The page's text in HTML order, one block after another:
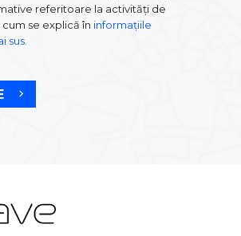
referitoare la activități de
se explică în informațiile
sus.